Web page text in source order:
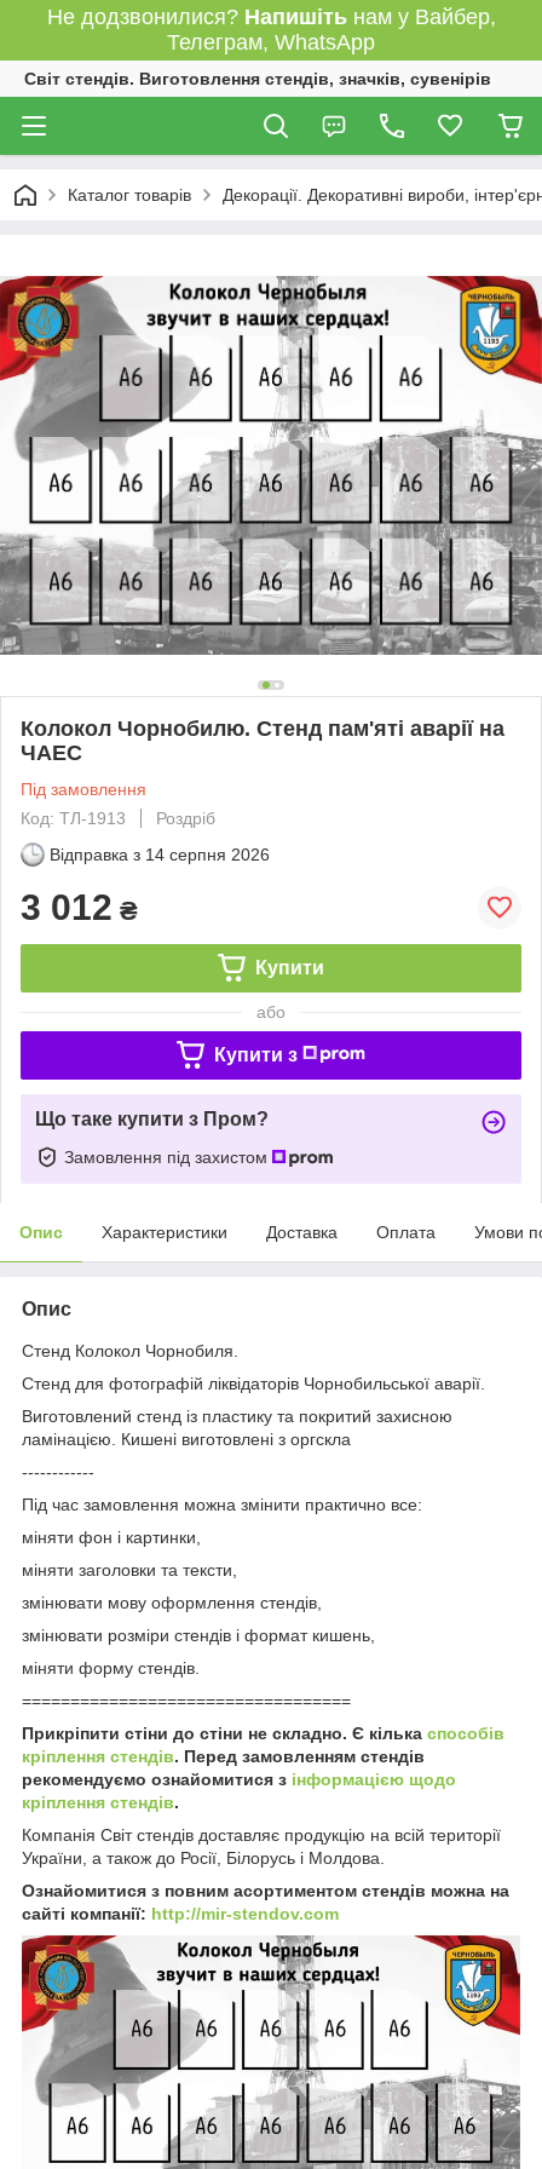
Не додзвонилися? Напишітьнам у Вайбер,
Телеграм, WhatsApp
Світ стендів. Виготовлення стендів, значків, сувенірів
Каталог товарів Декорації. Декоративні вироби,
Колокол Чорнобилю. Стенд пам'яті аварії на
ЧАЕС
Під замовлення
Код: ТЛ-1913
Роздріб
Відправка з 14 серпня 2026
3 012 ₴
Купити
або
Купити з
Що таке купити з Пром?
Замовлення під захистом
Опис Характеристики Доставка Оплата Умови
Опис
Стенд Колокол Чорнобиля.
Стенд для фотографій ліквідаторів Чорнобильської аварії.
Виготовлений стенд із пластику та покритий захисною
ламінацією. Кишені виготовлені з оргскла
------------
Під час замовлення можна змінити практично все:
міняти фон і картинки,
міняти заголовки та тексти,
змінювати мову оформлення стендів,
змінювати розміри стендів і формат кишень,
міняти форму стендів.
==================================
Прикріпити стіни до стіни не складно. Є кілька способів
кріплення стендів. Перед замовленням стендів
рекомендуємо ознайомитися з інформацією щодо
кріплення стендів.
Компанія Світ стендів доставляє продукцію на всій території
України, а також до Росії, Білорусь і Молдова.
Ознайомитися з повним асортиментом стендів можна на
сайті компанії: http://mir-stendov.com